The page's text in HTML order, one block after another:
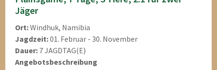
Jäger
Ort:Windhuk, Namibia
Jagdzeit:01. Februar - 30. November
Dauer: 7 JAGDTAG(E)
Angebotsbeschreibung